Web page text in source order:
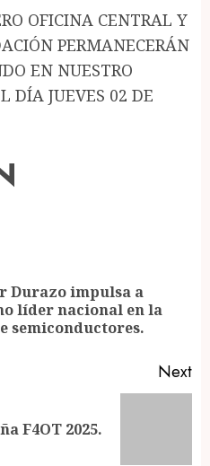
OFICINA CENTRAL Y
PERMANECERÁN
EN NUESTRO
DÍA JUEVES 02 DE
Durazo impulsa a
líder nacional en la
semiconductores.
Next
F4OT 2025.